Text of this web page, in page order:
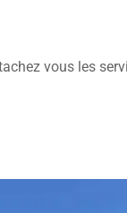
vous les